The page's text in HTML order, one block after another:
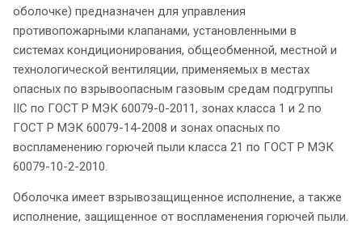
оболочке) предназначен для управления
противопожарными клапанами, установленными в
системах кондиционирования, общеобменной, местной и
технологической вентиляции, применяемых в местах
опасных по взрывоопасным газовым средам подгруппы
IIС по ГОСТ Р МЭК 60079-0-2011, зонах класса 1 и 2 по
ГОСТ Р МЭК 60079-14-2008 и зонах опасных по
воспламенению горючей пыли класса 21 по ГОСТ Р МЭК
60079-10-2-2010.
Оболочка имеет взрывозащищенное исполнение, а также
исполнение, защищенное от воспламенения горючей пыли.